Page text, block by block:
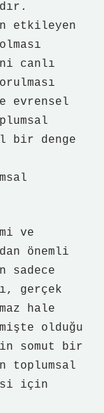
etkileyen
canlı
evrensel
bir denge
ve
önemli
sadece
gerçek
hale
olduğu
somut bir
toplumsal
için